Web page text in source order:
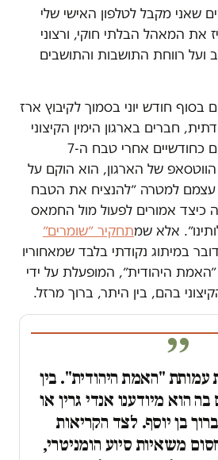
שאני מקבל לטלפון האישי שלי
את המאהל הבלתי חוקי, ורצוני
רווחת התושבות והתושבים
בסוף חודש יוני בסמוך לקיבוץ ארז
חברים בארגון הימין הקיצוני
״מטה לא נשכח״ שהוקם כחודשיים אחרי טבח ה-7
של הארגון, הוא הוקם על
עצמם למטרה ״להנציח את הטבח
כיצד אמורים לפעול מול החמאס
אלא שמתחקיר ״שומרים״
במיתוג נקודתי בלבד שמאחוריו
היהודית״, המופעלת על ידי
בהם, בין היתר, ברוך מרזל.
עמותת "האמת היהודית". בין
הוא מיודענו אנדי גרין או
בן יוסף. לצד הקריאות
משאיות סיוע הומניטרי,